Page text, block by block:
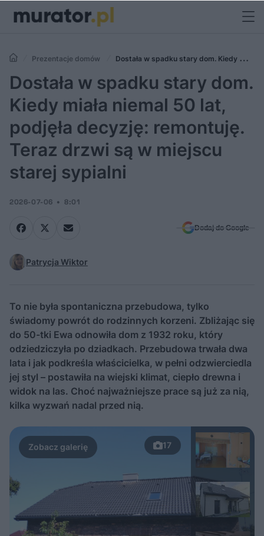
Prezentacje domów
Dostała w spadku stary dom. Kiedy miała
niemal 50 lat, podjęła decyzję: remontuję. Teraz drzwi są w miejscu
starej sypialni
Dostała w spadku stary dom.
Kiedy miała niemal 50 lat,
podjęła decyzję: remontuję.
Teraz drzwi są w miejscu
starej sypialni
2026-07-06 8:01
Dodaj do Google
Patrycja Wiktor
To nie była spontaniczna przebudowa, tylko
świadomy powrót do rodzinnych korzeni. Zbliżając się
do 50-tki Ewa odnowiła dom z 1932 roku, który
odziedziczyła po dziadkach. Przebudowa trwała dwa
lata i jak podkreśla właścicielka, w pełni odzwierciedla
jej styl – postawiła na wiejski klimat, ciepło drewna i
widok na las. Choć najważniejsze prace są już za nią,
kilka wyzwań nadal przed nią.
17